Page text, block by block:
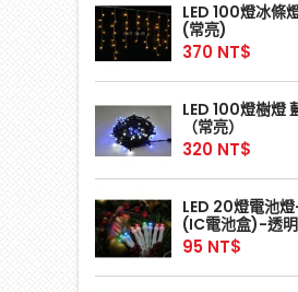
LED 100燈冰條
(常亮)
370 NT$
LED 100燈樹燈
（常亮）
320 NT$
LED 20燈電池
(IC電池盒)-透
95 NT$